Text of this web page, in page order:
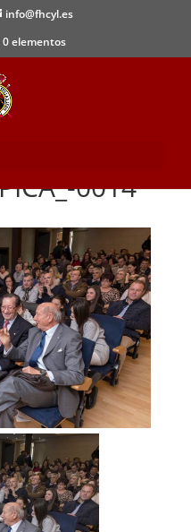
info@fhcyl.es
0 elementos
0014